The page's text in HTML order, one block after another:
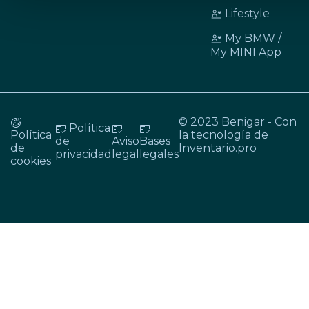
Lifestyle
My BMW /
My MINI App
Política
de
cookies
Política
de
privacidad
Aviso
legal
Bases
legales
© 2023 Benigar - Con
la tecnología de
Inventario.pro